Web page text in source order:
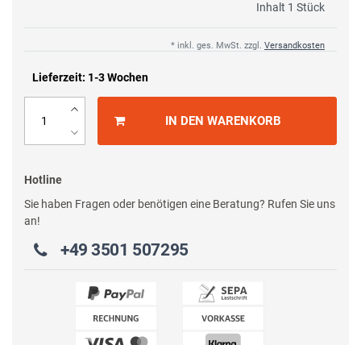
Inhalt 1 Stück
* inkl. ges. MwSt. zzgl. Versandkosten
Lieferzeit: 1-3 Wochen
IN DEN WARENKORB
Hotline
Sie haben Fragen oder benötigen eine Beratung? Rufen Sie uns
an!
+49 3501 507295